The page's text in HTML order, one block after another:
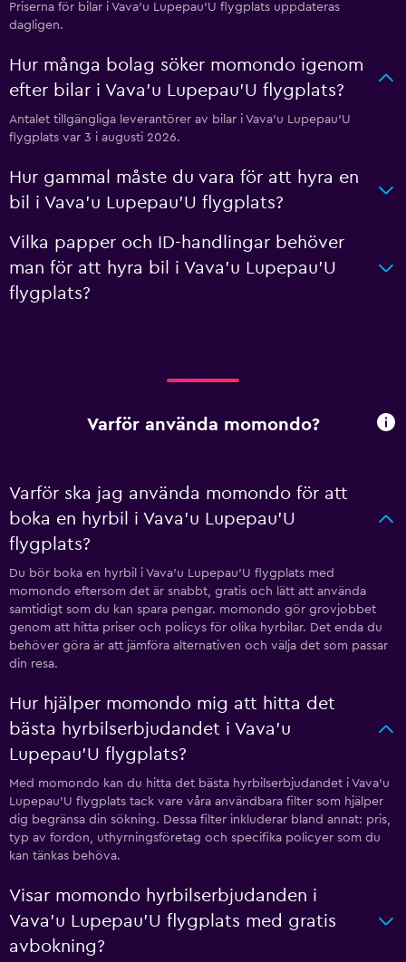
Priserna för bilar i Vava'u Lupepau'U flygplats uppdateras
dagligen.
Hur många bolag söker momondo igenom
efter bilar i Vava'u Lupepau'U flygplats?
Antalet tillgängliga leverantörer av bilar i Vava'u Lupepau'U
flygplats var 3 i augusti 2026.
Hur gammal måste du vara för att hyra en
bil i Vava'u Lupepau'U flygplats?
Vilka papper och ID-handlingar behöver
man för att hyra bil i Vava'u Lupepau'U
flygplats?
Varför använda momondo?
Varför ska jag använda momondo för att
boka en hyrbil i Vava'u Lupepau'U
flygplats?
Du bör boka en hyrbil i Vava'u Lupepau'U flygplats med
momondo eftersom det är snabbt, gratis och lätt att använda
samtidigt som du kan spara pengar. momondo gör grovjobbet
genom att hitta priser och policys för olika hyrbilar. Det enda du
behöver göra är att jämföra alternativen och välja det som passar
din resa.
Hur hjälper momondo mig att hitta det
bästa hyrbilserbjudandet i Vava'u
Lupepau'U flygplats?
Med momondo kan du hitta det bästa hyrbilserbjudandet i Vava'u
Lupepau'U flygplats tack vare våra användbara filter som hjälper
dig begränsa din sökning. Dessa filter inkluderar bland annat: pris,
typ av fordon, uthyrningsföretag och specifika policyer som du
kan tänkas behöva.
Visar momondo hyrbilserbjudanden i
Vava'u Lupepau'U flygplats med gratis
avbokning?